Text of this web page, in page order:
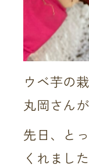
ウベ芋の
丸岡さんが
先日、と
くれました